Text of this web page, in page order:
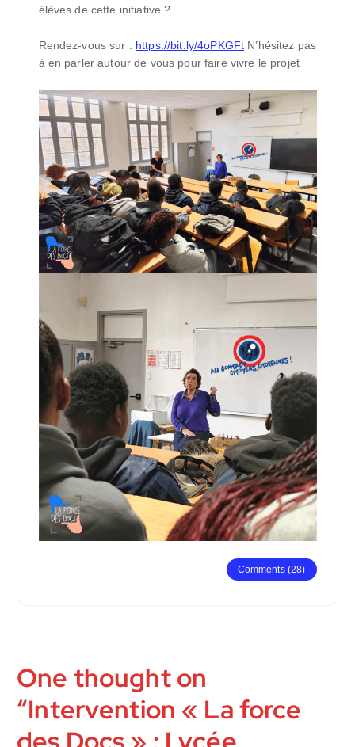
élèves de cette initiative ?
Rendez-vous sur : https://bit.ly/4oPKGFt N’hésitez pas
à en parler autour de vous pour faire vivre le projet
Comments (28)
One thought on
“Intervention « La force